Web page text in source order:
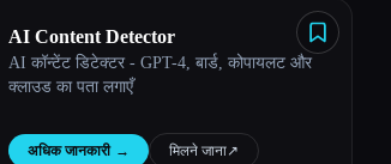
AI Content Detector
AI कॉन्टेंट डिटेक्टर - GPT-4, बार्ड, कोपायलट और
क्लाउड का पता लगाएँ
अधिक जानकारी → मिलने जाना↗︎